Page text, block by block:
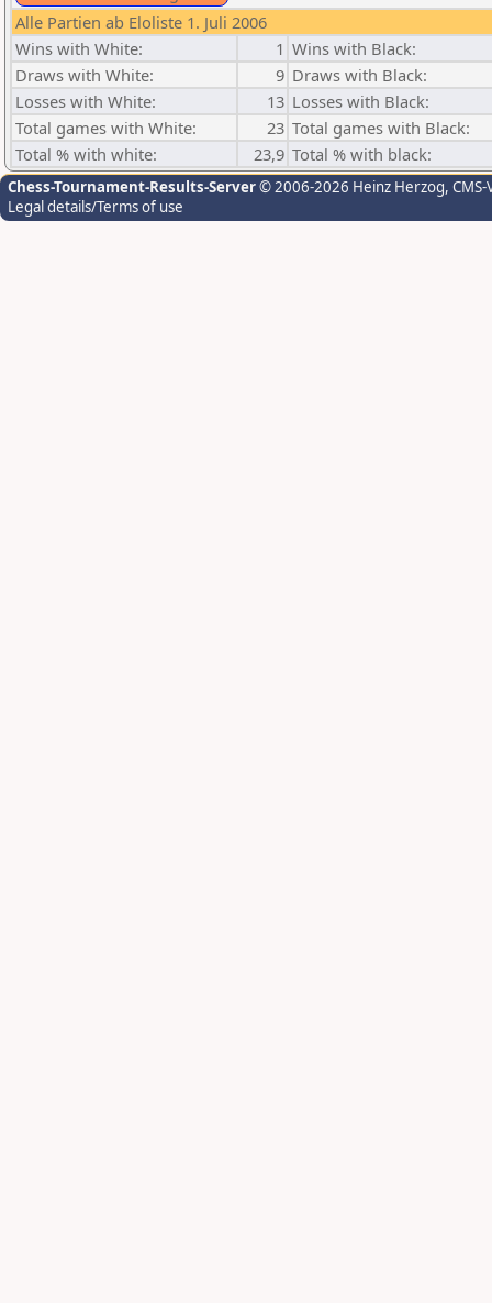
Alle Partien ab Eloliste 1. Juli 2006
Wins with White:
1 Wins with Black:
Draws with White:
9 Draws with Black:
Losses with White:
13 Losses with Black:
Total games with White:
23 Total games with Black:
Total % with white:
23,9 Total % with black:
Chess-Tournament-Results-Server© 2006-2026 Heinz Herzog,
Legal details/Terms of use